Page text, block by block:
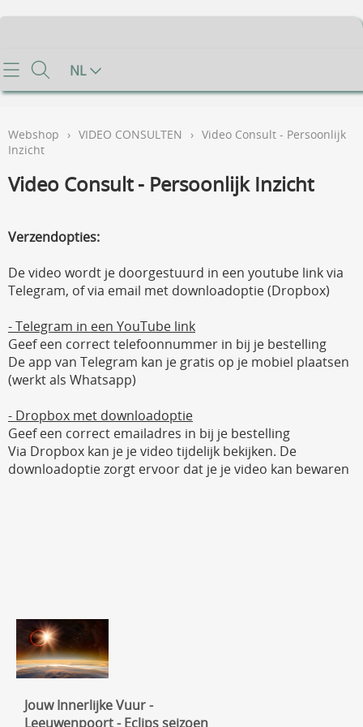
Home
Contact
Mijn account
Gastenboek
Voorwaarden
NL
Webshop › VIDEO CONSULTEN › Video Consult - Persoonlijk
Inzicht
Video Consult - Persoonlijk Inzicht
Verzendopties:
De video wordt je doorgestuurd in een youtube link via
Telegram, of via email met downloadoptie (Dropbox)
- Telegram in een YouTube link
Geef een correct telefoonnummer in bij je bestelling
De app van Telegram kan je gratis op je mobiel plaatsen
(werkt als Whatsapp)
- Dropbox met downloadoptie
Geef een correct emailadres in bij je bestelling
Via Dropbox kan je je video tijdelijk bekijken. De
downloadoptie zorgt ervoor dat je je video kan bewaren
Jouw Innerlijke Vuur -
Leeuwenpoort - Eclips seizoen